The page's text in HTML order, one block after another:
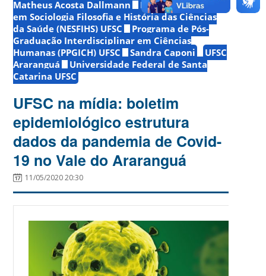
Matheus Acosta Dallmann
Núcleo de Estudos
em Sociologia Filosofia e História das Ciências
da Saúde (NESFIHS) UFSC
Programa de Pós-
Graduação Interdisciplinar em Ciências
Humanas (PPGICH) UFSC
Sandra Caponi
UFSC
Araranguá
Universidade Federal de Santa
Catarina UFSC
UFSC na mídia: boletim
epidemiológico estrutura
dados da pandemia de Covid-
19 no Vale do Araranguá
11/05/2020 20:30